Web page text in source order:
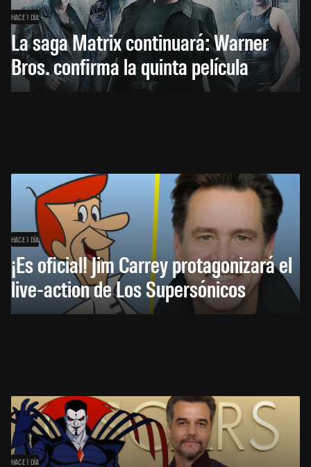
HACE 1 DÍA
La saga Matrix continuará: Warner
Bros. confirma la quinta película
HACE 1 DÍA
¡Es oficial! Jim Carrey protagonizará el
live-action de Los Supersónicos
HACE 1 DÍA